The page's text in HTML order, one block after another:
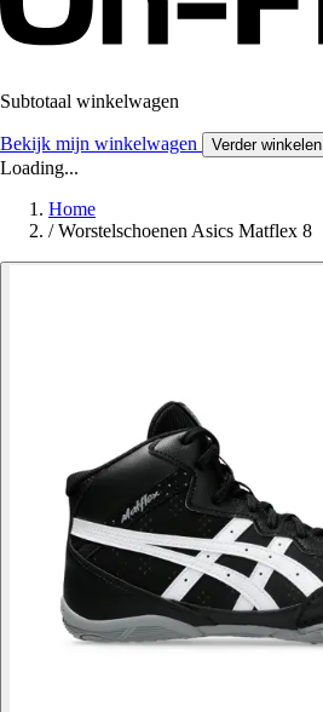
Subtotaal winkelwagen
Bekijk mijn winkelwagen Verder winkelen
Loading...
Home
/ Worstelschoenen Asics Matflex 8